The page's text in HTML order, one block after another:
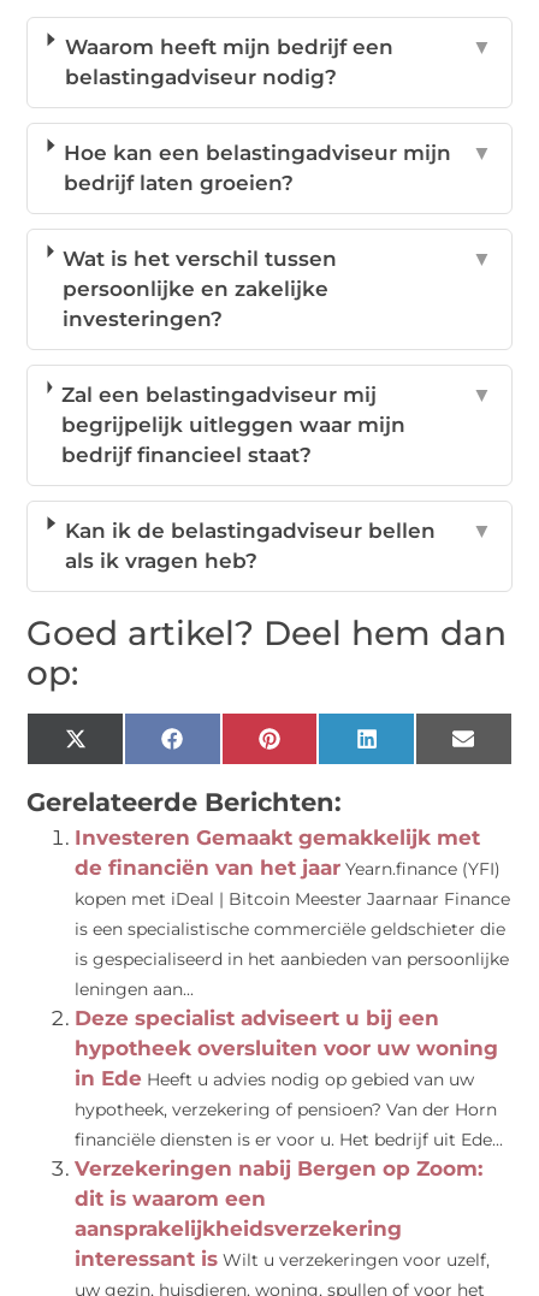
Waarom heeft mijn bedrijf een
belastingadviseur nodig?
▼
Hoe kan een belastingadviseur mijn
bedrijf laten groeien?
▼
Wat is het verschil tussen
persoonlijke en zakelijke
investeringen?
▼
Zal een belastingadviseur mij
begrijpelijk uitleggen waar mijn
bedrijf financieel staat?
▼
Kan ik de belastingadviseur bellen
als ik vragen heb?
▼
Goed artikel? Deel hem dan
op:
X
(Twitter)
FacebookPinterestLinkedIn Email
Gerelateerde Berichten:
Investeren Gemaakt gemakkelijk met
de financiën van het jaar Yearn.finance (YFI)
kopen met iDeal | Bitcoin Meester Jaarnaar Finance
is een specialistische commerciële geldschieter die
is gespecialiseerd in het aanbieden van persoonlijke
leningen aan...
Deze specialist adviseert u bij een
hypotheek oversluiten voor uw woning
in Ede Heeft u advies nodig op gebied van uw
hypotheek, verzekering of pensioen? Van der Horn
financiële diensten is er voor u. Het bedrijf uit Ede...
Verzekeringen nabij Bergen op Zoom:
dit is waarom een
aansprakelijkheidsverzekering
interessant is Wilt u verzekeringen voor uzelf,
uw gezin, huisdieren, woning, spullen of voor het